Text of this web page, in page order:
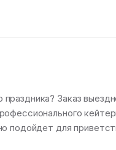
Заказ
подойдет для